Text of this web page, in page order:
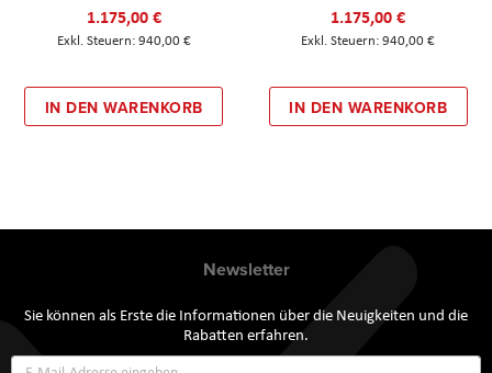
1.175,00 €
940,00 €
IN DEN WARENKORB
1.175,00 €
940,00 €
IN DEN WARENKORB
Newsletter
Sie können als Erste die Informationen über die Neuigkeiten und die
Rabatten erfahren.